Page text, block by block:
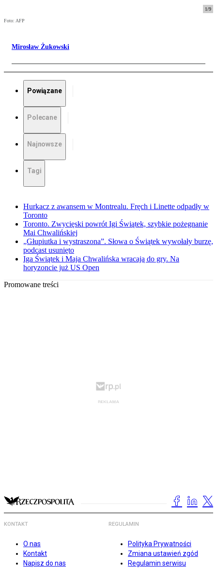
1/9
Foto: AFP
Mirosław Żukowski
Powiązane
Polecane
Najnowsze
Tagi
Hurkacz z awansem w Montrealu. Fręch i Linette odpadły w
Toronto
Toronto. Zwycięski powrót Igi Świątek, szybkie pożegnanie
Mai Chwalińskiej
„Głupiutka i wystraszona”. Słowa o Świątek wywołały burzę,
podcast usunięto
Iga Świątek i Maja Chwalińska wracają do gry. Na
horyzoncie już US Open
Promowane treści
KONTAKT
O nas
Kontakt
Napisz do nas
REGULAMIN
Polityka Prywatności
Zmiana ustawień zgód
Regulamin serwisu